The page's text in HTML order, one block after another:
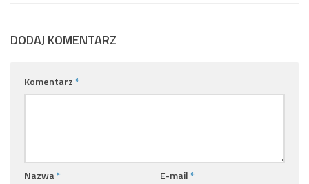
DODAJ KOMENTARZ
Komentarz *
Nazwa * E-mail *